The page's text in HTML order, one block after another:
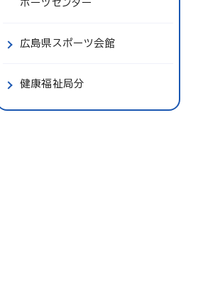
ポーツセンター
広島県スポーツ会館
健康福祉局分